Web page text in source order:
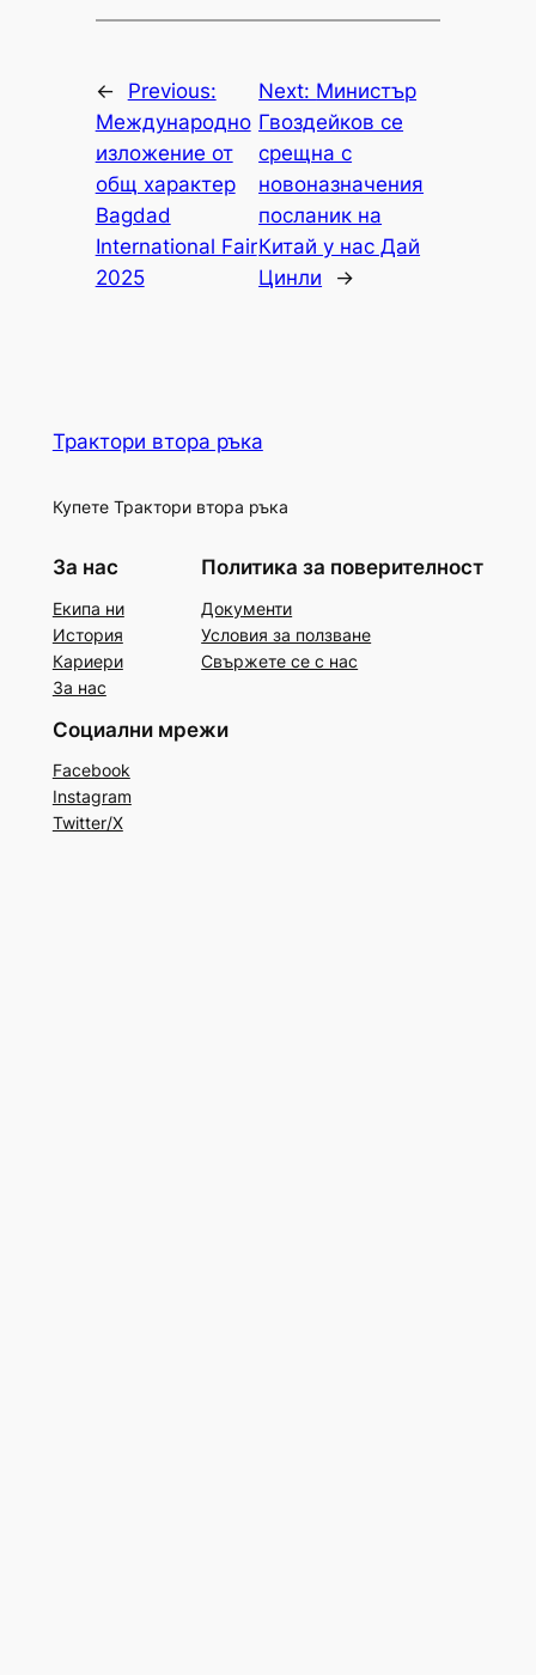
←
Previous:
Международно
изложение от
общ характер
Bagdad
International Fair
2025
Next: Министър
Гвоздейков се
срещна с
новоназначения
посланик на
Китай у нас Дай
Цинли
→
Трактори втора ръка
Купете Трактори втора ръка
За нас
Екипа ни
История
Кариери
За нас
Политика за поверителност
Документи
Условия за ползване
Свържете се с нас
Социални мрежи
Facebook
Instagram
Twitter/X